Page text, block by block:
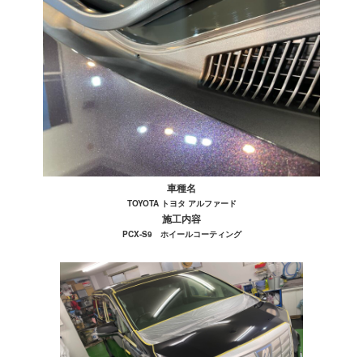
車種名
TOYOTA トヨタ アルファード
施工内容
PCX-S9 ホイールコーティング